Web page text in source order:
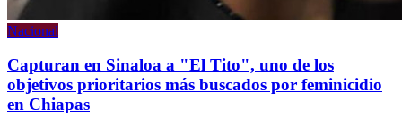
Nacional
Capturan en Sinaloa a "El Tito", uno de los
objetivos prioritarios más buscados por feminicidio
en Chiapas